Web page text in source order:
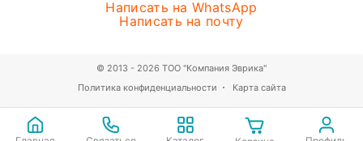
Написать на WhatsApp
Написать на почту
Политика конфиденциальности Карта сайта
© 2013 - 2026 ТОО "Компания Эврика"